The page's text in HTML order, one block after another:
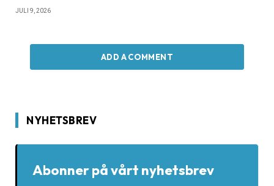
JULI 9, 2026
ADD A COMMENT
NYHETSBREV
Abonner på vårt nyhetsbrev